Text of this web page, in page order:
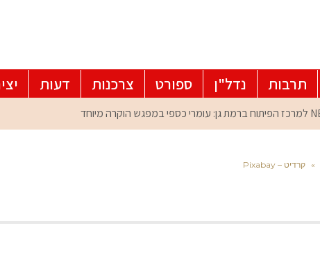
תרבות נדל"ן ספורט צרכנות דעות
» קרדיט – Pixabay